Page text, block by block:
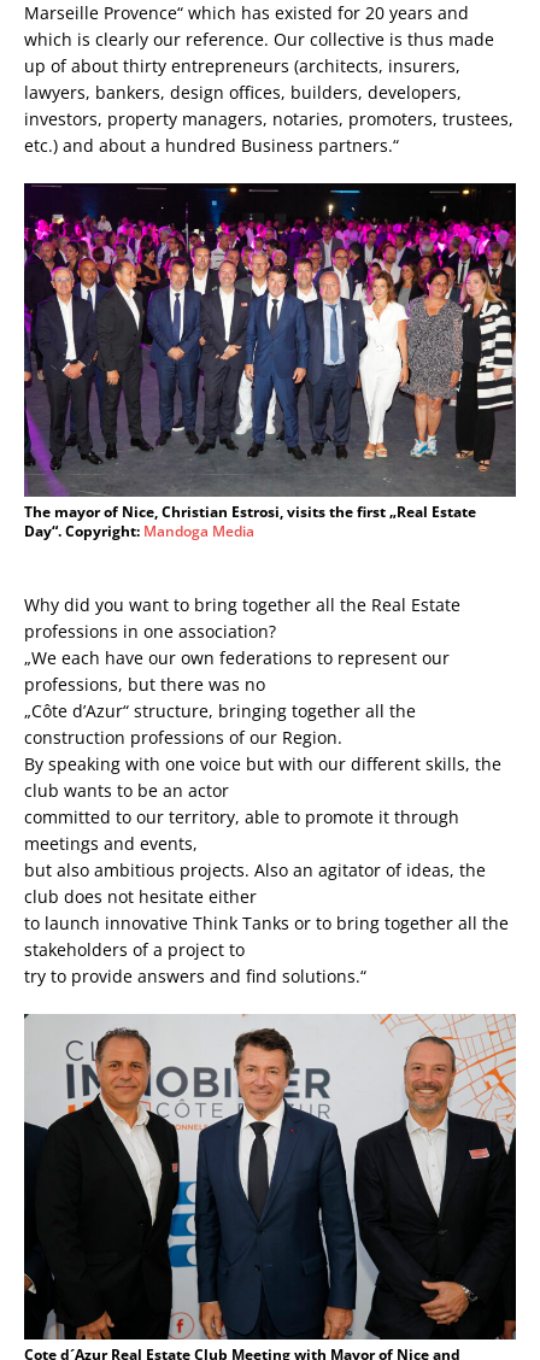
Marseille Provence“ which has existed for 20 years and
which is clearly our reference. Our collective is thus made
up of about thirty entrepreneurs (architects, insurers,
lawyers, bankers, design offices, builders, developers,
investors, property managers, notaries, promoters, trustees,
etc.) and about a hundred Business partners.“
The mayor of Nice, Christian Estrosi, visits the first „Real Estate
Day“. Copyright: Mandoga Media
Why did you want to bring together all the Real Estate
professions in one association?
„We each have our own federations to represent our
professions, but there was no
„Côte d’Azur“ structure, bringing together all the
construction professions of our Region.
By speaking with one voice but with our different skills, the
club wants to be an actor
committed to our territory, able to promote it through
meetings and events,
but also ambitious projects. Also an agitator of ideas, the
club does not hesitate either
to launch innovative Think Tanks or to bring together all the
stakeholders of a project to
try to provide answers and find solutions.“
Cote d´Azur Real Estate Club Meeting with Mayor of Nice and